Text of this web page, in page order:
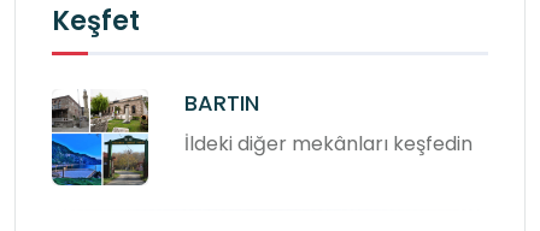
Keşfet
BARTIN
İldeki diğer mekânları keşfedin